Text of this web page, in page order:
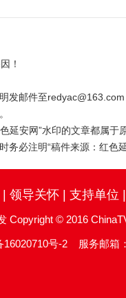
！
发邮件至redyac@163.com
延安网”水印的文章都属
必注明“稿件来源：红色
领导关怀| 支持单位
Copyright © 2016
16020710号-2 服务邮箱